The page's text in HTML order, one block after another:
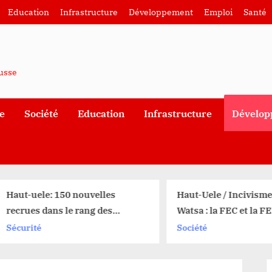
Education Infrastructure Développement Emploi Santé
Société Education Infrastructure
Haut-uele: 150 nouvelles
recrues dans le rang des
FARDC envoyées à Kinshasa
Sécurité
Haut-Uele / Incivisme
Watsa : la FEC et la
s’y opposent
Société